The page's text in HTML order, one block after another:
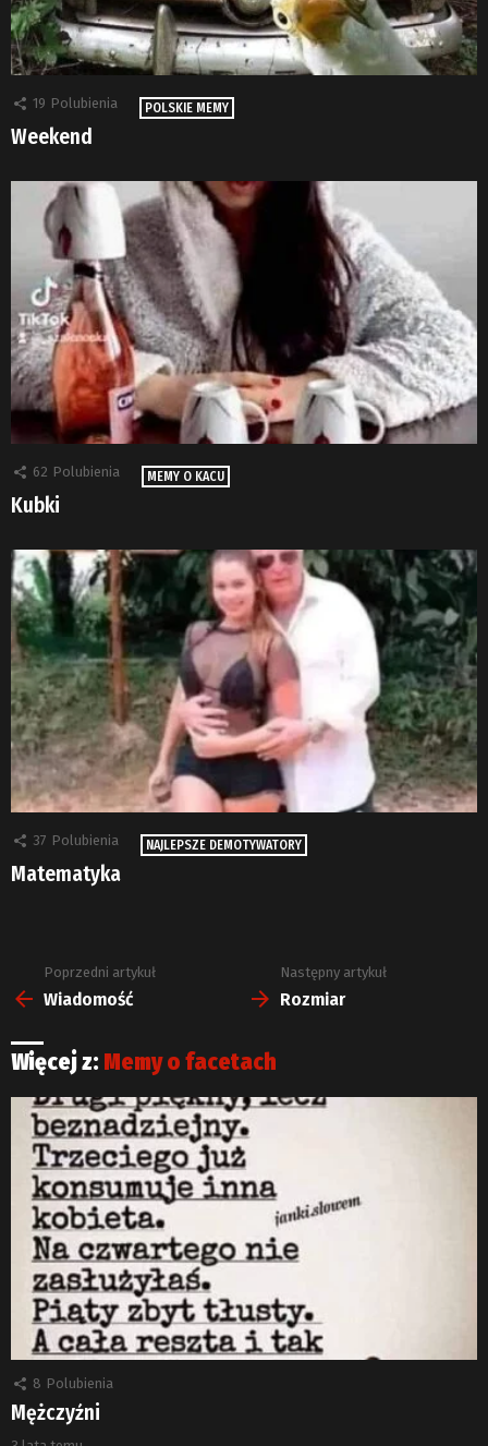
19 Polubienia POLSKIE MEMY
Weekend
62 Polubienia MEMY O KACU
Kubki
37 Polubienia NAJLEPSZE DEMOTYWATORY
Matematyka
Zobacz
więcej
Poprzedni artykuł
Wiadomość
Następny artykuł
Rozmiar
Więcej z: Memy o facetach
8 Polubienia
Mężczyźni